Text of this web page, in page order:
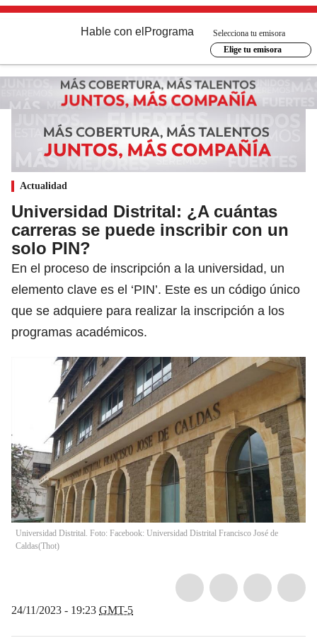
Hable con el Programa
Selecciona tu emisora
Elige tu emisora
Actualidad
Universidad Distrital: ¿A cuántas
carreras se puede inscribir con un
solo PIN?
En el proceso de inscripción a la universidad, un
elemento clave es el ‘PIN’. Este es un código único
que se adquiere para realizar la inscripción a los
programas académicos.
Universidad Distrital. Foto: Facebook: Universidad Distrital Francisco José de
Caldas(Thot)
24/11/2023 - 19:23 GMT-5